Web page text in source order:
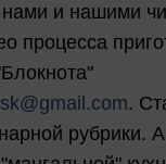
и нашими
процесса
.
рубрики.